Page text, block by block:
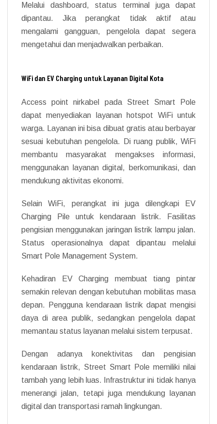
Melalui dashboard, status terminal juga dapat
dipantau. Jika perangkat tidak aktif atau
mengalami gangguan, pengelola dapat segera
mengetahui dan menjadwalkan perbaikan.
WiFi dan EV Charging untuk Layanan Digital Kota
Access point nirkabel pada Street Smart Pole
dapat menyediakan layanan hotspot WiFi untuk
warga. Layanan ini bisa dibuat gratis atau berbayar
sesuai kebutuhan pengelola. Di ruang publik, WiFi
membantu masyarakat mengakses informasi,
menggunakan layanan digital, berkomunikasi, dan
mendukung aktivitas ekonomi.
Selain WiFi, perangkat ini juga dilengkapi EV
Charging Pile untuk kendaraan listrik. Fasilitas
pengisian menggunakan jaringan listrik lampu jalan.
Status operasionalnya dapat dipantau melalui
Smart Pole Management System.
Kehadiran EV Charging membuat tiang pintar
semakin relevan dengan kebutuhan mobilitas masa
depan. Pengguna kendaraan listrik dapat mengisi
daya di area publik, sedangkan pengelola dapat
memantau status layanan melalui sistem terpusat.
Dengan adanya konektivitas dan pengisian
kendaraan listrik, Street Smart Pole memiliki nilai
tambah yang lebih luas. Infrastruktur ini tidak hanya
menerangi jalan, tetapi juga mendukung layanan
digital dan transportasi ramah lingkungan.